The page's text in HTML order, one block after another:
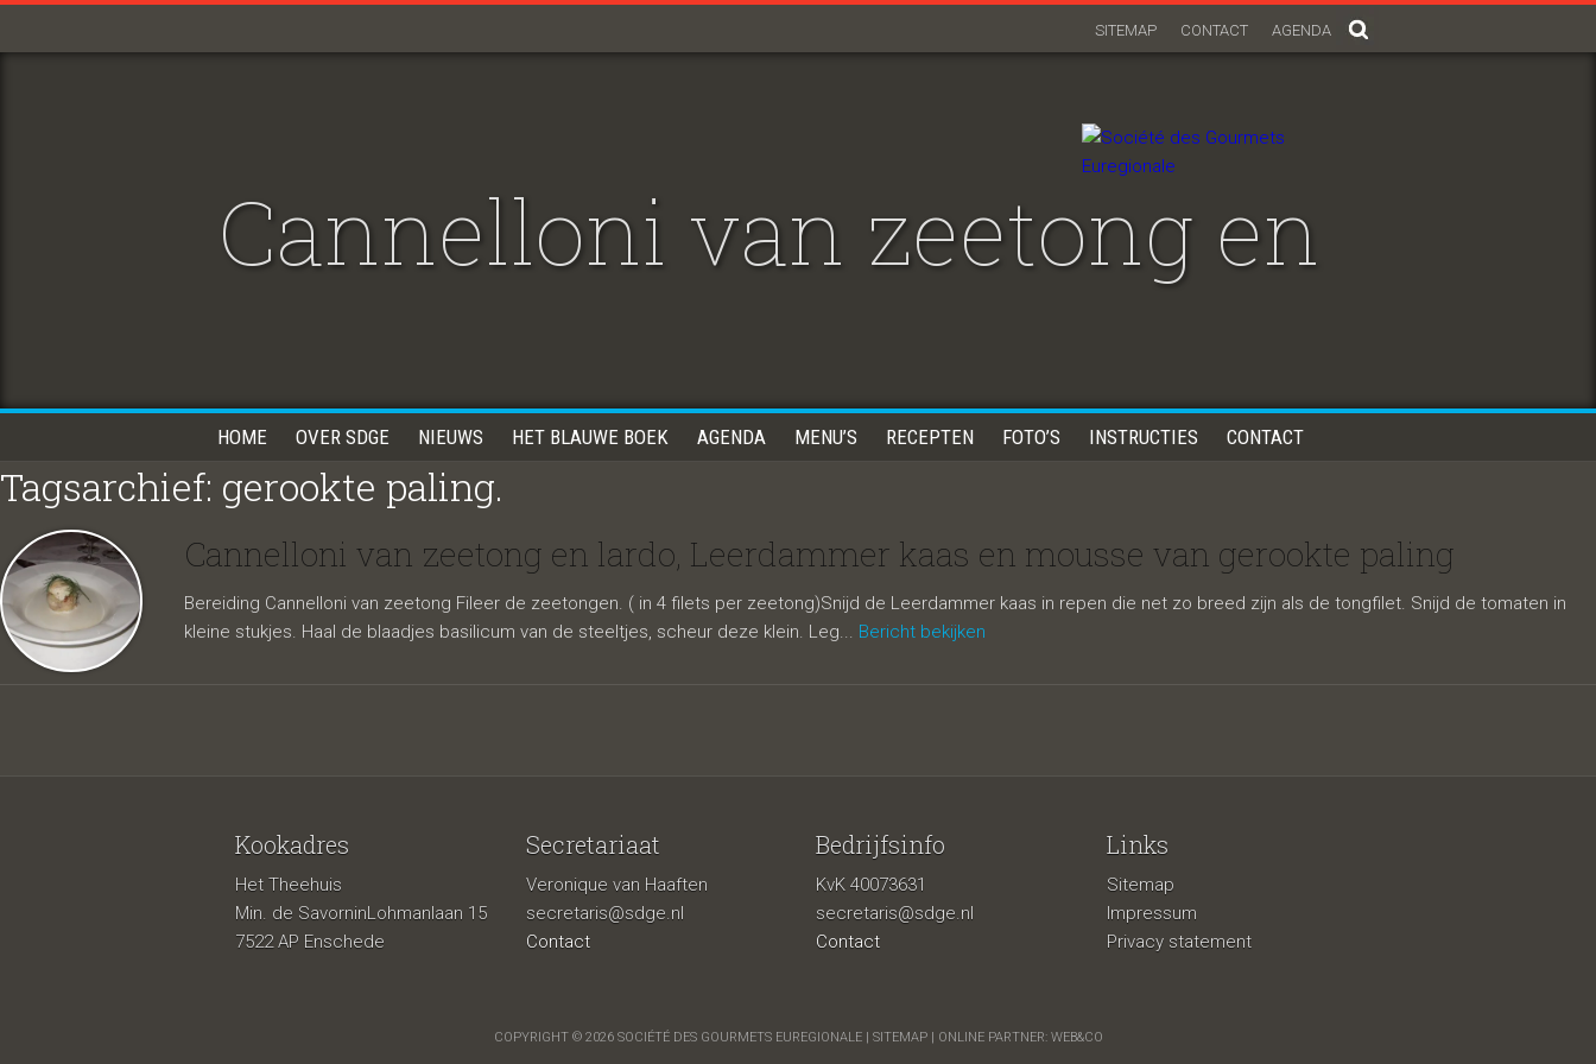
AGENDA
CONTACT
SITEMAP
Cannelloni van zeetong en
lardo, Leerdammer kaas en
mousse van gerookte paling
HOME OVER SDGE NIEUWS HET BLAUWE BOEK AGENDA MENU’S RECEPTEN FOTO’S INSTRUCTIES CONTACT
Tagsarchief: gerookte paling.
Cannelloni van zeetong en lardo, Leerdammer kaas en mousse van gerookte paling
Bereiding Cannelloni van zeetong Fileer de zeetongen. ( in 4 filets per zeetong)Snijd de Leerdammer kaas in repen die net zo breed zijn als de tongfilet. Snijd de tomaten in
kleine stukjes. Haal de blaadjes basilicum van de steeltjes, scheur deze klein. Leg... Bericht bekijken
Kookadres
Het Theehuis
Min. de SavorninLohmanlaan 15
7522 AP Enschede
Secretariaat
Veronique van Haaften
secretaris@sdge.nl
Contact
Bedrijfsinfo
KvK 40073631
secretaris@sdge.nl
Contact
Links
Sitemap
Impressum
Privacy statement
COPYRIGHT © 2026 SOCIÉTÉ DES GOURMETS EUREGIONALE | SITEMAP| ONLINE PARTNER: WEB&CO